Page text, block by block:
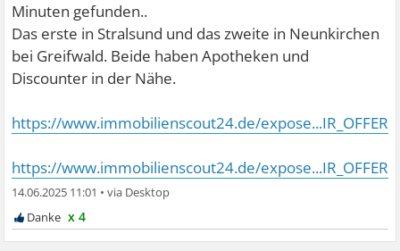
Minuten gefunden..
Das erste in Stralsund und das zweite in Neunkirchen
bei Greifwald. Beide haben Apotheken und
Discounter in der Nähe.
https://www.immobilienscout24.de/
https://www.immobilienscout24.de/
14.06.2025 11:01 •
x 4